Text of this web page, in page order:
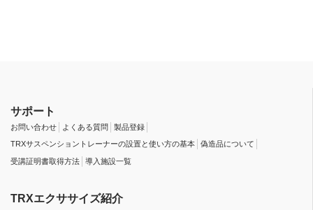
サポート
お問い合わせ よくある質問 製品登録
TRXサスペンショントレーナーの設置と使い方の基本 偽造品について
受講証明書取得方法 導入施設一覧
TRXエクササイズ紹介